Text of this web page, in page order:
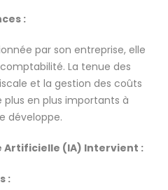
:
par son entreprise, elle
La tenue des
et la gestion des coûts
en plus importants à
développe.
(IA) Intervient :
: